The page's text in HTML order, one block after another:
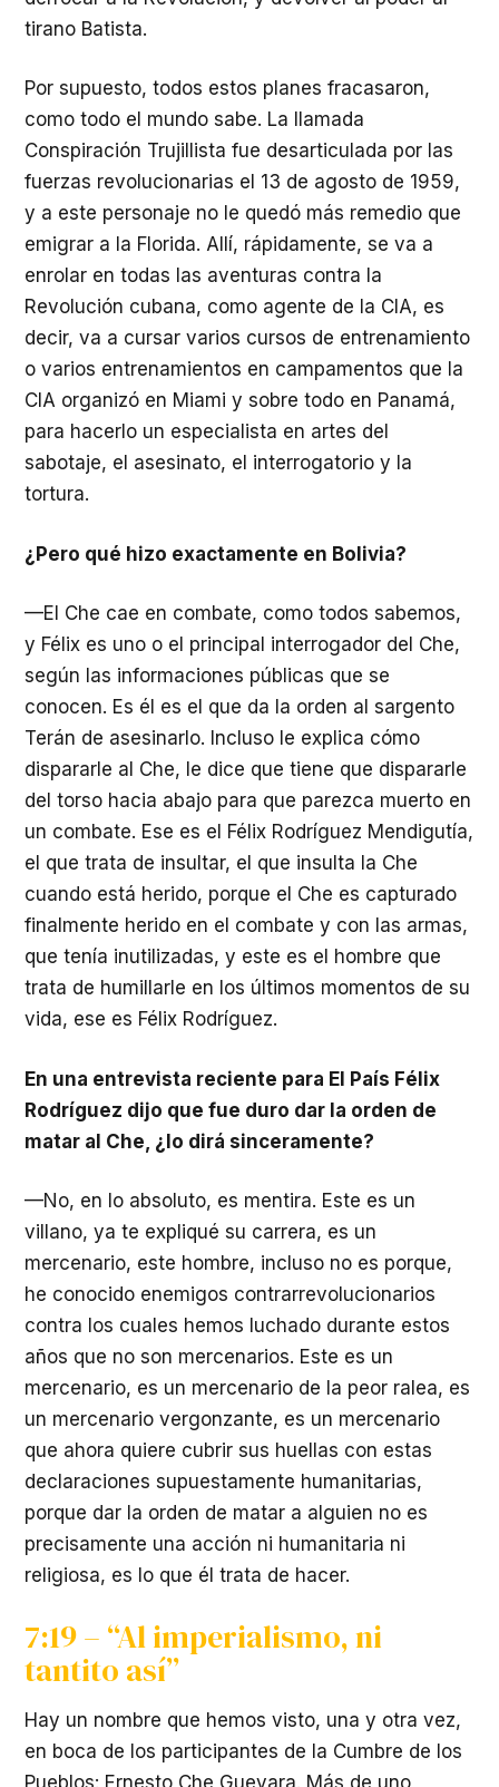
tirano Batista.
Por supuesto, todos estos planes fracasaron,
como todo el mundo sabe. La llamada
Conspiración Trujillista fue desarticulada por las
fuerzas revolucionarias el 13 de agosto de 1959,
y a este personaje no le quedó más remedio que
emigrar a la Florida. Allí, rápidamente, se va a
enrolar en todas las aventuras contra la
Revolución cubana, como agente de la CIA, es
decir, va a cursar varios cursos de entrenamiento
o varios entrenamientos en campamentos que la
CIA organizó en Miami y sobre todo en Panamá,
para hacerlo un especialista en artes del
sabotaje, el asesinato, el interrogatorio y la
tortura.
¿Pero qué hizo exactamente en Bolivia?
—El Che cae en combate, como todos sabemos,
y Félix es uno o el principal interrogador del Che,
según las informaciones públicas que se
conocen. Es él es el que da la orden al sargento
Terán de asesinarlo. Incluso le explica cómo
dispararle al Che, le dice que tiene que dispararle
del torso hacia abajo para que parezca muerto en
un combate. Ese es el Félix Rodríguez Mendigutía,
el que trata de insultar, el que insulta la Che
cuando está herido, porque el Che es capturado
finalmente herido en el combate y con las armas,
que tenía inutilizadas, y este es el hombre que
trata de humillarle en los últimos momentos de su
vida, ese es Félix Rodríguez.
En una entrevista reciente para El País Félix
Rodríguez dijo que fue duro dar la orden de
matar al Che, ¿lo dirá sinceramente?
—No, en lo absoluto, es mentira. Este es un
villano, ya te expliqué su carrera, es un
mercenario, este hombre, incluso no es porque,
he conocido enemigos contrarrevolucionarios
contra los cuales hemos luchado durante estos
años que no son mercenarios. Este es un
mercenario, es un mercenario de la peor ralea, es
un mercenario vergonzante, es un mercenario
que ahora quiere cubrir sus huellas con estas
declaraciones supuestamente humanitarias,
porque dar la orden de matar a alguien no es
precisamente una acción ni humanitaria ni
religiosa, es lo que él trata de hacer.
7:19 – “Al imperialismo, ni
tantito así”
Hay un nombre que hemos visto, una y otra vez,
en boca de los participantes de la Cumbre de los
Pueblos: Ernesto Che Guevara. Más de uno